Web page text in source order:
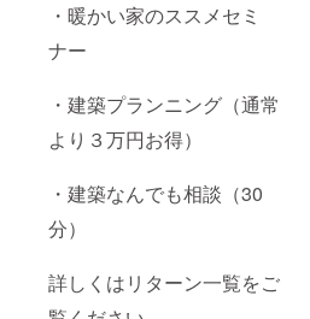
・暖かい家のススメセミ
ナー
・建築プランニング（通常
より３万円お得）
・建築なんでも相談（30
分）
詳しくはリターン一覧をご